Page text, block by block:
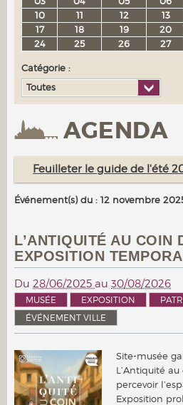
AGENDA
Feuilleter le guide de l'été
Événement(s) du : 12 novembre
L’ANTIQUITÉ AU COIN
EXPOSITION
Du 28/06/2025 au 30/08/2026
MUSÉE EXPOSITION
ÉVÉNEMENT VILLE
Site-musée
L’Antiquité
percevoir
Exposition
10
11 12 13
17
18 19 20
24
25 26 27
Catégorie :
Toutes